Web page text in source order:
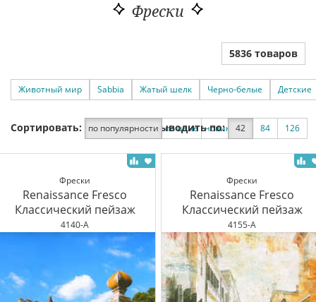
Фрески
5836 товаров
Животный мир Sabbia Жатый шелк Черно-белые Детские
Сортировать: по популярности по цене новинки по скидке
Выводить по: 42 84 126
Фрески
Renaissance Fresco
Классический пейзаж
4140-A
Фрески
Renaissance Fresco
Классический пейзаж
4155-A